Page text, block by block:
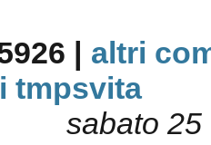
| altri
tmpsvita
sabato